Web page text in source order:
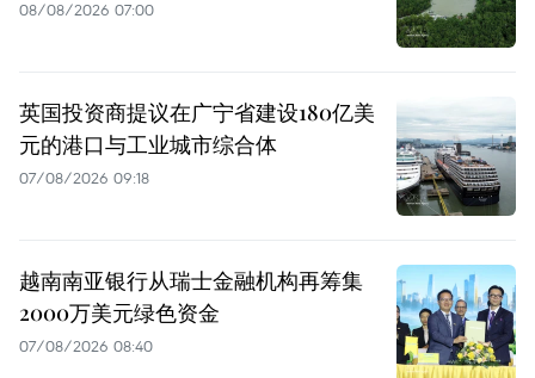
08/08/2026 07:00
英国投资商提议在广宁省建设180亿美
元的港口与工业城市综合体
07/08/2026 09:18
越南南亚银行从瑞士金融机构再筹集
2000万美元绿色资金
07/08/2026 08:40